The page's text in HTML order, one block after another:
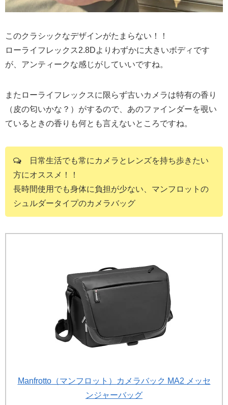
このクラシックなデザインがたまらない！！
ローライフレックス2.8Dよりわずかに大きいボディです
が、アンティークな感じがしていいですね。
またローライフレックスに限らず古いカメラは特有の香り
（皮の匂いかな？）がするので、あのファインダーを覗い
ているときの香りも何とも言えないところですね。
日常生活でも常にカメラとレンズを持ち歩きたい
方にオススメ！！
長時間使用でも身体に負担が少ない、マンフロットの
シュルダータイプのカメラバッグ
Manfrotto（マンフロット）カメラバック MA2 メッセ
ンジャーバッグ